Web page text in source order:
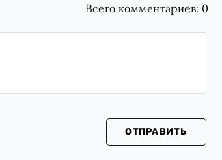
Всего комментариев: 0
ОТПРАВИТЬ